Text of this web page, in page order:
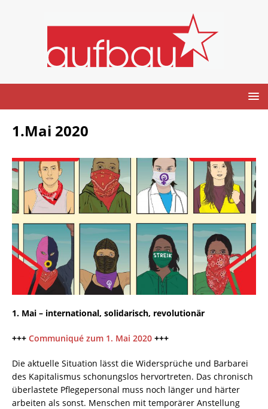
1.Mai 2020
1. Mai – international, solidarisch, revolutionär
+++ Communiqué zum 1. Mai 2020 +++
Die aktuelle Situation lässt die Widersprüche und Barbarei
des Kapitalismus schonungslos hervortreten. Das chronisch
überlastete Pflegepersonal muss noch länger und härter
arbeiten als sonst. Menschen mit temporärer Anstellung